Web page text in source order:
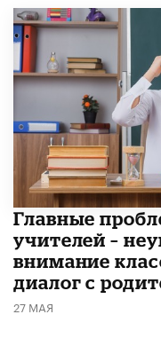
Главные
учителей –
внимание
диалог с
27 МАЯ